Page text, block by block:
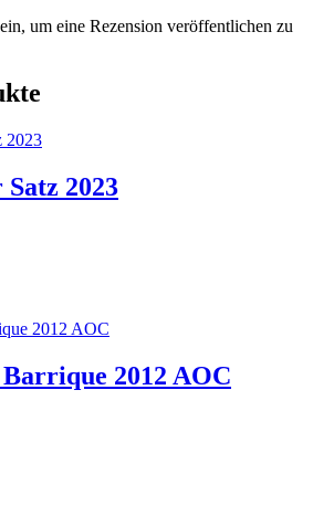
um eine Rezension veröffentlichen zu
2023
2012 AOC